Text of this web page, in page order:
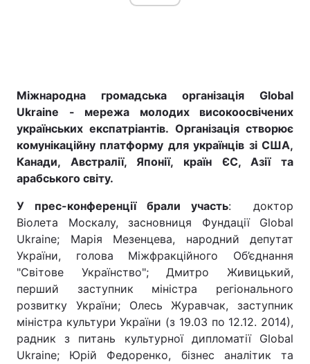
Міжнародна громадська організація Global
Ukraine - мережа молодих високоосвічених
українських експатріантів. Організація створює
комунікаційну платформу для українців зі США,
Канади, Австралії, Японії, країн ЄС, Азії та
арабського світу.
У прес-конференції брали участь: доктор
Віолета Москалу, засновниця Фундації Global
Ukraine; Марія Мезенцева, народний депутат
України, голова Міжфракційного Об’єднання
"Світове Українство"; Дмитро Живицький,
перший заступник міністра регіонального
розвитку України; Олесь Журавчак, заступник
міністра культури України (з 19.03 по 12.12. 2014),
радник з питань культурної дипломатії Global
Ukraine; Юрій Федоренко, бізнес аналітик та